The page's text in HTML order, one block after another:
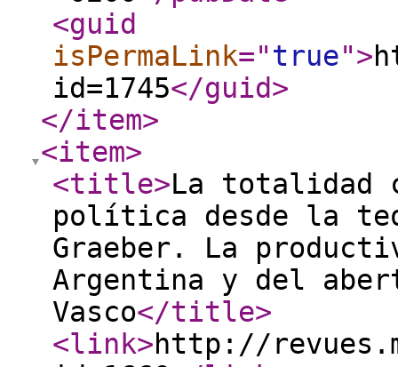
<guid
isPermaLink="true">
id=1745</guid>
</item>
<item>
<title>La totalidad
política desde la
Graeber. La
Argentina y del
Vasco</title>
<link>http://